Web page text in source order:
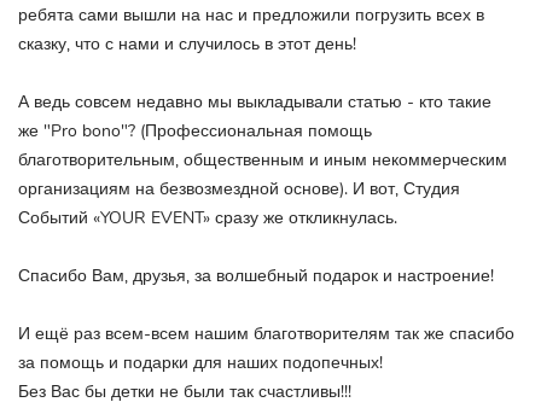
ребята сами вышли на нас и предложили погрузить всех в
сказку, что с нами и случилось в этот день!
А ведь совсем недавно мы выкладывали статью - кто такие
же "Pro bono"? (Профессиональная помощь
благотворительным, общественным и иным некоммерческим
организациям на безвозмездной основе). И вот, Студия
Событий «YOUR EVENT» сразу же откликнулась.
Спасибо Вам, друзья, за волшебный подарок и настроение!
И ещё раз всем-всем нашим благотворителям так же спасибо
за помощь и подарки для наших подопечных!
Без Вас бы детки не были так счастливы!!!